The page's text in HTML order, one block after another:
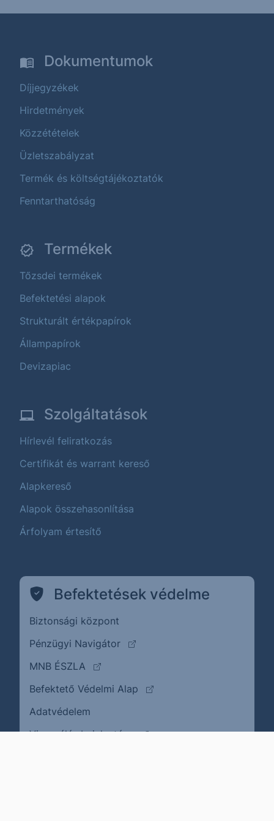
Dokumentumok
Díjjegyzékek
Hirdetmények
Közzétételek
Üzletszabályzat
Termék és költségtájékoztatók
Fenntarthatóság
Termékek
Tőzsdei termékek
Befektetési alapok
Strukturált értékpapírok
Állampapírok
Devizapiac
Szolgáltatások
Hírlevél feliratkozás
Certifikát és warrant kereső
Alapkereső
Alapok összehasonlítása
Árfolyam értesítő
Befektetések védelme
Biztonsági központ
Pénzügyi Navigátor
(külső oldalra ugrik)
MNB ÉSZLA
(külső oldalra ugrik)
Befektető Védelmi Alap
(külső oldalra ugrik)
Adatvédelem
Visszaélés bejelentése(külső oldalra ugrik)